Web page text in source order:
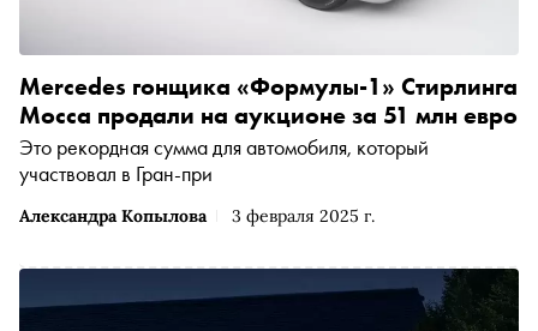
Александра Копылова 3 февраля 2025 г.
Mercedes гонщика «Формулы-1» Стирлинга
Мосса продали на аукционе за 51 млн евро
Это рекордная сумма для автомобиля, который
участвовал в Гран-при